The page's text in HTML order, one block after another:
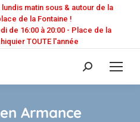
lundis matin sous & autour de la
de la Fontaine !
de 16:00 à 20:00 - Place de la
TOUTE l'année
Recherche
:
Armance